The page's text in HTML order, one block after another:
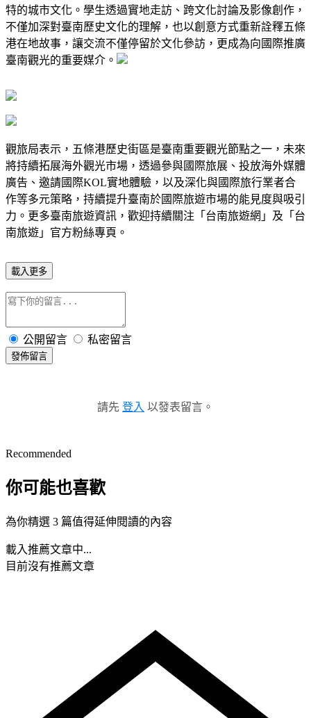
特的城市文化。學生透過實地走訪、跨文化討論及影像創作，
不僅加深對臺南歷史文化的理解，也以創意方式重新詮釋五條
港在地故事，讓交流不僅停留於文化參訪，更成為向國際推廣
臺南觀光的重要媒介。
觀旅局表示，五條港歷史街區是臺南重要觀光節點之一，未來
將持續拓展海外觀光市場，透過參與國際旅展、投放海外媒體
廣告、邀請國際KOL實地體驗，以及深化與國際旅行業者合
作等多元策略，持續提升臺南於國際旅遊市場的能見度與吸引
力。更多臺南旅遊資訊，歡迎持續關注「台南旅遊網」及「台
南旅遊」官方粉絲專頁。
載入更多
公開留言 私密留言
發佈留言
請先 登入 以發表留言。
Recommended
你可能也喜歡
為你精選 3 篇值得延伸閱讀的內容
載入推薦文章中...
目前沒有推薦文章